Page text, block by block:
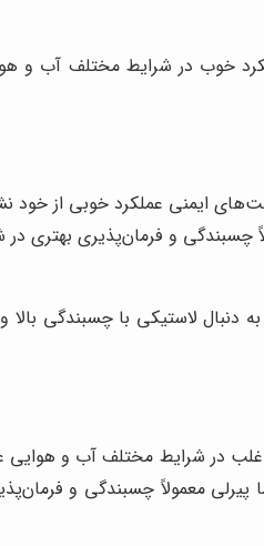
خوب در شرایط مختلف آب و
ایمنی عملکرد خوبی از
چسبندگی و فرمان‌پذیری بهتری
دنبال لاستیکی با چسبندگی بالا
در شرایط مختلف آب و هوایی
معمولاً چسبندگی و